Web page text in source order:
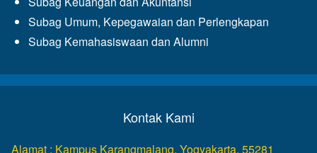
Subag Umum, Kepegawaian dan Perlengkapan
Subag Kemahasiswaan dan Alumni
Kontak Kami
Alamat : Kampus Karangmalang, Yogyakarta, 55281